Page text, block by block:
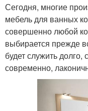
Сегодня, многие
мебель для ванных
совершенно любой
выбирается прежде
будет служить
современно,